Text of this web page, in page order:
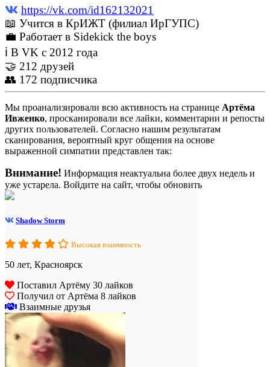
https://vk.com/id162132021
📖 Учится в КрИЖТ (филиал ИрГУПС)
💼 Работает в Sidekick the boys
ℹ В VK с 2012 года
🤝 212 друзей
👥 172 подписчика
Мы проанализировали всю активность на странице Артёма
Ивженко, просканировали все лайки, комментарии и репосты
других пользователей. Согласно нашим результатам
сканирования, вероятный круг общения на основе
выраженной симпатии представлен так:
Внимание! Информация неактуальна более двух недель и
уже устарела. Войдите на сайт, чтобы обновить
Shadow Storm
Высокая взаимность
50 лет, Красноярск
Поставил Артёму 30 лайков
Получил от Артёма 8 лайков
Взаимные друзья